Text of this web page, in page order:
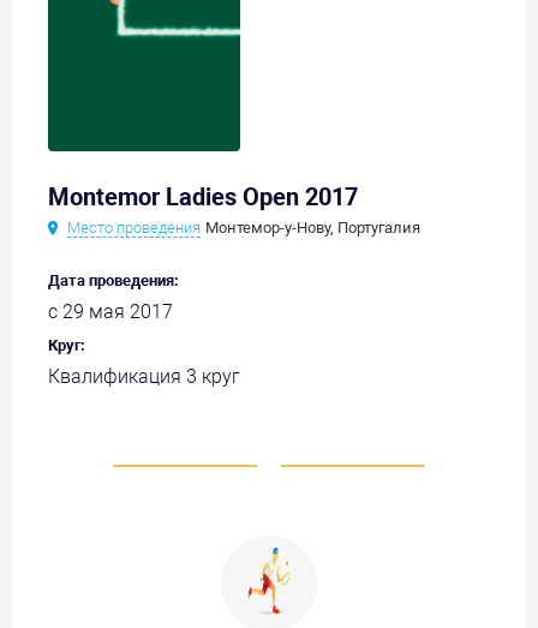
Montemor Ladies Open 2017
Место проведения Монтемор-у-Нову, Португалия
Дата проведения:
с 29 мая 2017
Круг:
Квалификация 3 круг